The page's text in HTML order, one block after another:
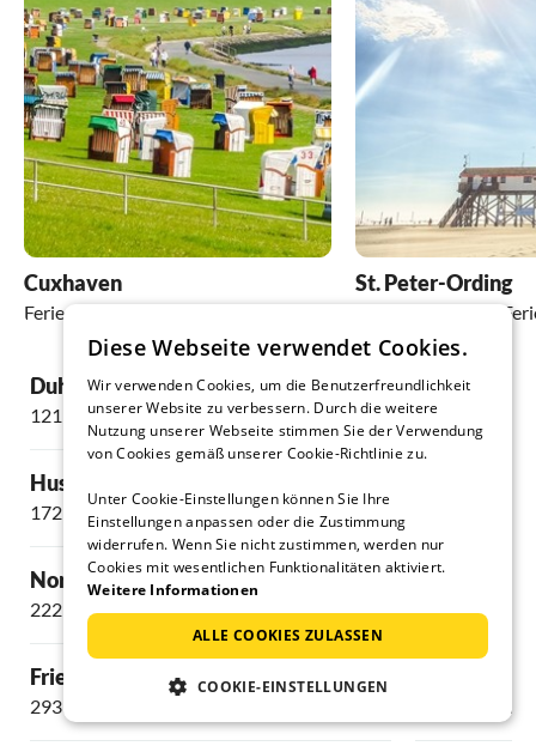
Cuxhaven
Ferienhäuser und Ferienwohnungen
St. Peter-Ording
Ferienhäuser und
Duhnen
121 Unterkünfte
Husum
172 Unterkünfte
Nordstrand
222 Unterkünfte
Friedrichskoog
293 Unterkünfte
Pellworm
64
Tönning
84
13
Diese Webseite verwendet Cookies.
Wir verwenden Cookies, um die Benutzerfreundlichkeit
unserer Website zu verbessern. Durch die weitere
Nutzung unserer Webseite stimmen Sie der Verwendung
von Cookies gemäß unserer Cookie-Richtlinie zu.
Unter Cookie-Einstellungen können Sie Ihre
Einstellungen anpassen oder die Zustimmung
widerrufen. Wenn Sie nicht zustimmen, werden nur
Cookies mit wesentlichen Funktionalitäten aktiviert.
Weitere Informationen
ALLE COOKIES ZULASSEN
COOKIE-EINSTELLUNGEN